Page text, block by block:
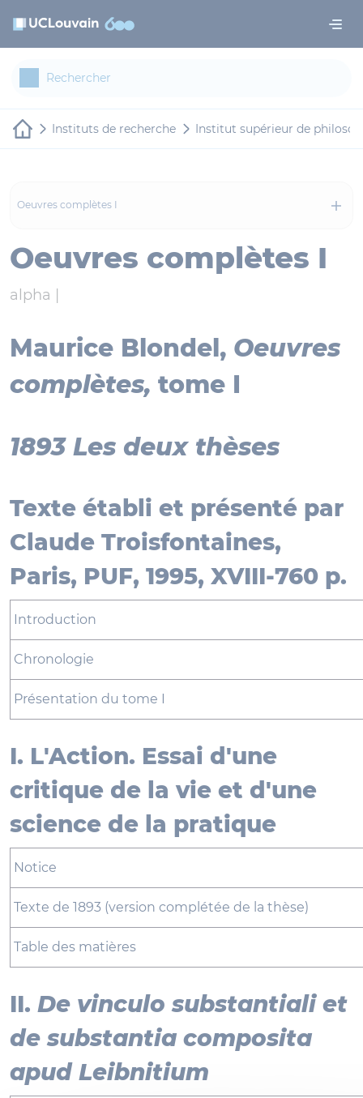
Instituts de recherche Institut supérieur de
Oeuvres complètes I
Oeuvres complètes I
alpha |
Maurice Blondel, Oeuvres
complètes, tome I
1893 Les deux thèses
Texte établi et présenté par
Claude Troisfontaines,
Paris, PUF, 1995, XVIII-760 p.
Introduction
Chronologie
Présentation du tome I
I. L'Action. Essai d'une
critique de la vie et d'une
science de la pratique
Notice
Texte de 1893 (version complétée de la thèse)
Table des matières
II. De vinculo substantiali et
de substantia composita
apud Leibnitium